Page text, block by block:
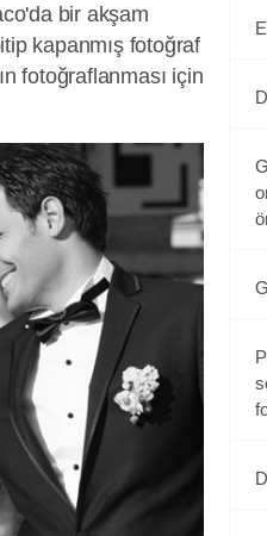
bir akşam
kapanmış fotoğraf
fotoğraflanması için